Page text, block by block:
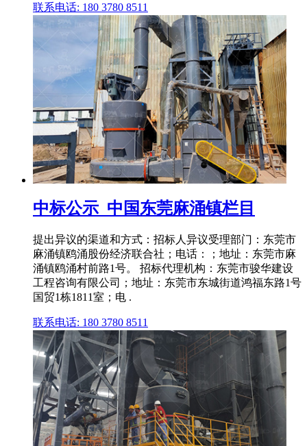
联系电话: 180 3780 8511
中标公示_中国东莞麻涌镇栏目
提出异议的渠道和方式：招标人异议受理部门：东莞市
麻涌镇鸥涌股份经济联合社；电话：；地址：东莞市麻
涌镇鸥涌村前路1号。 招标代理机构：东莞市骏华建设
工程咨询有限公司；地址：东莞市东城街道鸿福东路1号
国贸1栋1811室；电 .
联系电话: 180 3780 8511